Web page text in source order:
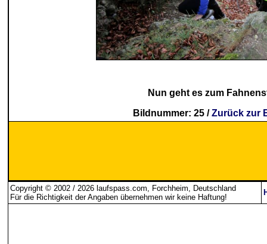
Nun geht es zum
Bildnummer: 25 /Zurück zur
Copyright © 2002 / 2026 laufspass.com, Forchheim, Deutschland
Für die Richtigkeit der Angaben übernehmen wir keine Haftung!